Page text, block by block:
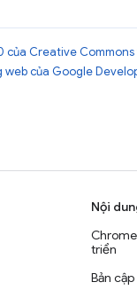
của Creative Commons
web của Google
Nội
triển
Bản